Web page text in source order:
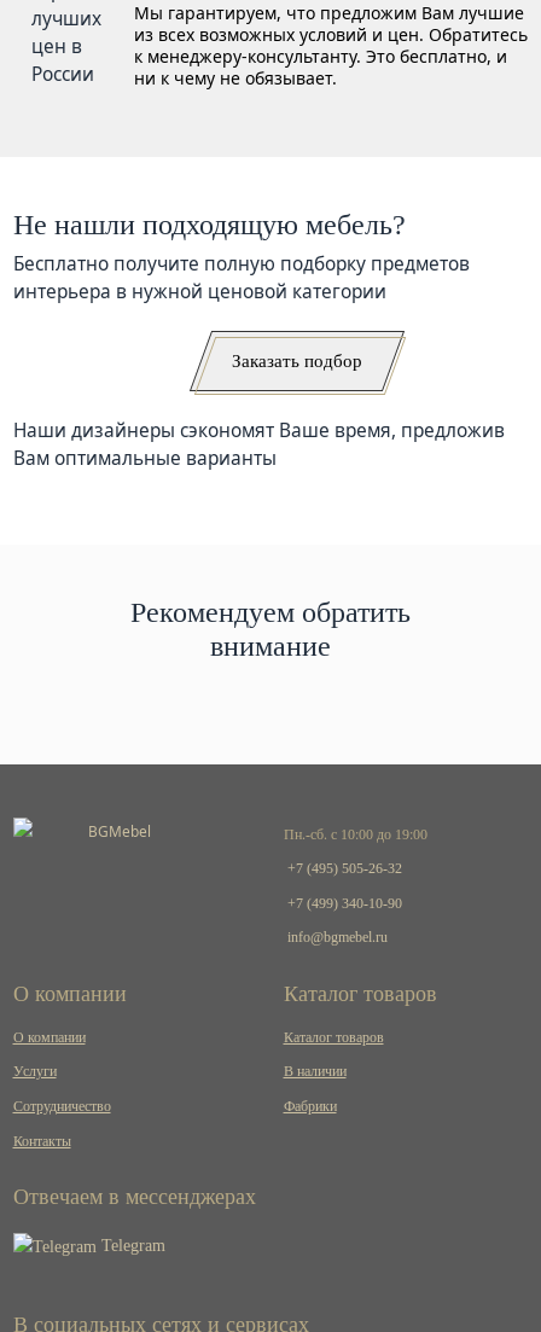
Мы гарантируем, что предложим Вам лучшие
из всех возможных условий и цен. Обратитесь
к менеджеру-консультанту. Это бесплатно, и
ни к чему не обязывает.
Не нашли подходящую мебель?
Бесплатно получите полную подборку предметов
интерьера в нужной ценовой категории
Заказать подбор
Наши дизайнеры сэкономят Ваше время, предложив
Вам оптимальные варианты
Рекомендуем обратить
внимание
Пн.-сб. с 10:00 до 19:00
+7 (495) 505-26-32
+7 (499) 340-10-90
info@bgmebel.ru
О компании
О компании
Услуги
Сотрудничество
Контакты
Каталог товаров
Каталог товаров
В наличии
Фабрики
Отвечаем в мессенджерах
Telegram
В социальных сетях и сервисах